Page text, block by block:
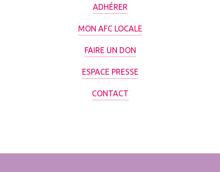
ADHÉRER
MON AFC LOCALE
FAIRE UN DON
ESPACE PRESSE
CONTACT